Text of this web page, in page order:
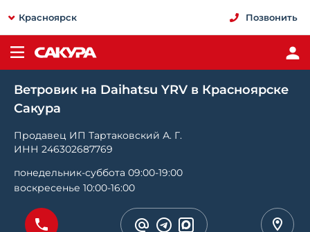
Красноярск Позвонить
Ветровик на Daihatsu YRV в Красноярске
Сакура
Продавец ИП Тартаковский А. Г.
ИНН 246302687769
понедельник-суббота 09:00-19:00
воскресенье 10:00-16:00